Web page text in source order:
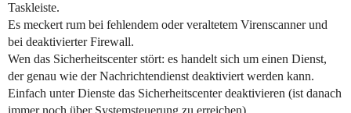
Taskleiste.
Es meckert rum bei fehlendem oder veraltetem Virenscanner und
bei deaktivierter Firewall.
Wen das Sicherheitscenter stört: es handelt sich um einen Dienst,
der genau wie der Nachrichtendienst deaktiviert werden kann.
Einfach unter Dienste das Sicherheitscenter deaktivieren (ist danach
immer noch über Systemsteuerung zu erreichen).